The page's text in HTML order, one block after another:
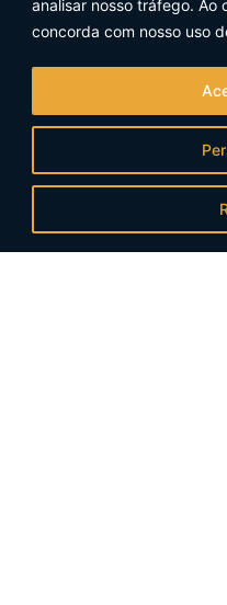
analisar nosso tráfego. Ao
concorda com nosso uso
Siga-nos